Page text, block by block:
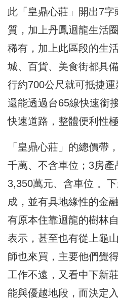
此「皇鼎心莊」開出7
質，加上丹鳳迴龍生活
稀有，加上此區段的生
城、百貨、美食街都具
行約700公尺就可抵捷
還能透過台65線快速銜
快速道路，整體便利性極
「皇鼎心莊」的總價帶
千萬、不含車位；3房產
3,350萬元、含車位 。
成，並有具地緣性的金
有原本住靠迴龍的樹林
表示，甚至也有從上龜
師也來買，主要他們覺
工作不遠，又看中下新
能與優越地段，而決定入